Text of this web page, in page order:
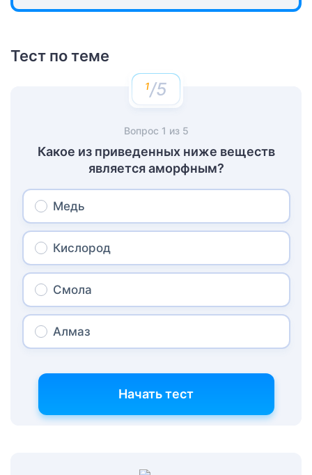
Тест по теме
/5
Вопрос 1 из 5
Какое из приведенных ниже веществ
является аморфным?
Медь
Кислород
Смола
Алмаз
Начать тест